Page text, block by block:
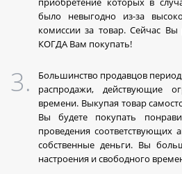
было невыгодно из-за
комиссии за товар. Сейчас
КОГДА Вам покупать!
Большинство продавцов
распродажи, действующие
времени. Выкупая товар
Вы будете покупать
проведения
собственные деньги. Вы
настроения и свободного